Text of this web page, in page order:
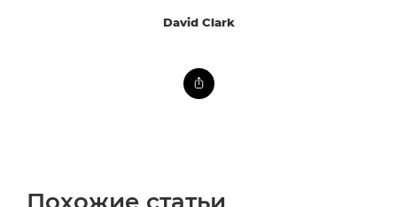
David Clark